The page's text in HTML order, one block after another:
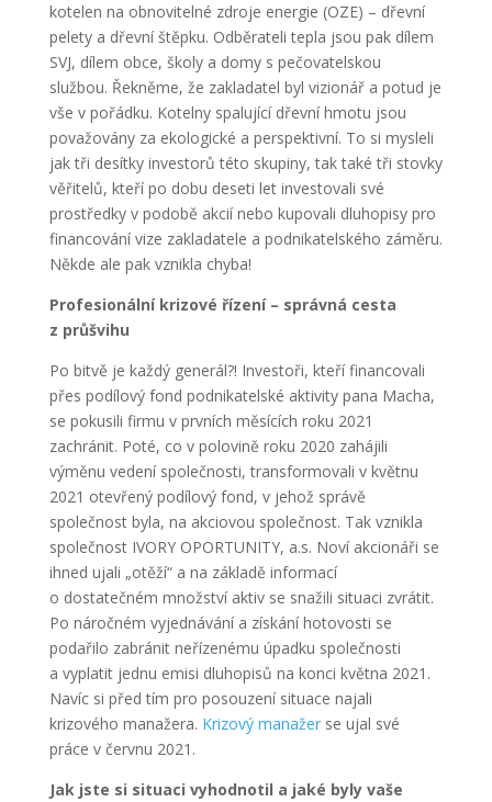
kotelen na obnovitelné zdroje energie (OZE) – dřevní
pelety a dřevní štěpku. Odběrateli tepla jsou pak dílem
SVJ, dílem obce, školy a domy s pečovatelskou
službou. Řekněme, že zakladatel byl vizionář a potud je
vše v pořádku. Kotelny spalující dřevní hmotu jsou
považovány za ekologické a perspektivní. To si mysleli
jak tři desítky investorů této skupiny, tak také tři stovky
věřitelů, kteří po dobu deseti let investovali své
prostředky v podobě akcií nebo kupovali dluhopisy pro
financování vize zakladatele a podnikatelského záměru.
Někde ale pak vznikla chyba!
Profesionální krizové řízení – správná cesta
z průšvihu
Po bitvě je každý generál?! Investoři, kteří financovali
přes podílový fond podnikatelské aktivity pana Macha,
se pokusili firmu v prvních měsících roku 2021
zachránit. Poté, co v polovině roku 2020 zahájili
výměnu vedení společnosti, transformovali v květnu
2021 otevřený podílový fond, v jehož správě
společnost byla, na akciovou společnost. Tak vznikla
společnost IVORY OPORTUNITY, a.s. Noví akcionáři se
ihned ujali „otěží“ a na základě informací
o dostatečném množství aktiv se snažili situaci zvrátit.
Po náročném vyjednávání a získání hotovosti se
podařilo zabránit neřízenému úpadku společnosti
a vyplatit jednu emisi dluhopisů na konci května 2021.
Navíc si před tím pro posouzení situace najali
krizového manažera. Krizový manažerse ujal své
práce v červnu 2021.
Jak jste si situaci vyhodnotil a jaké byly vaše